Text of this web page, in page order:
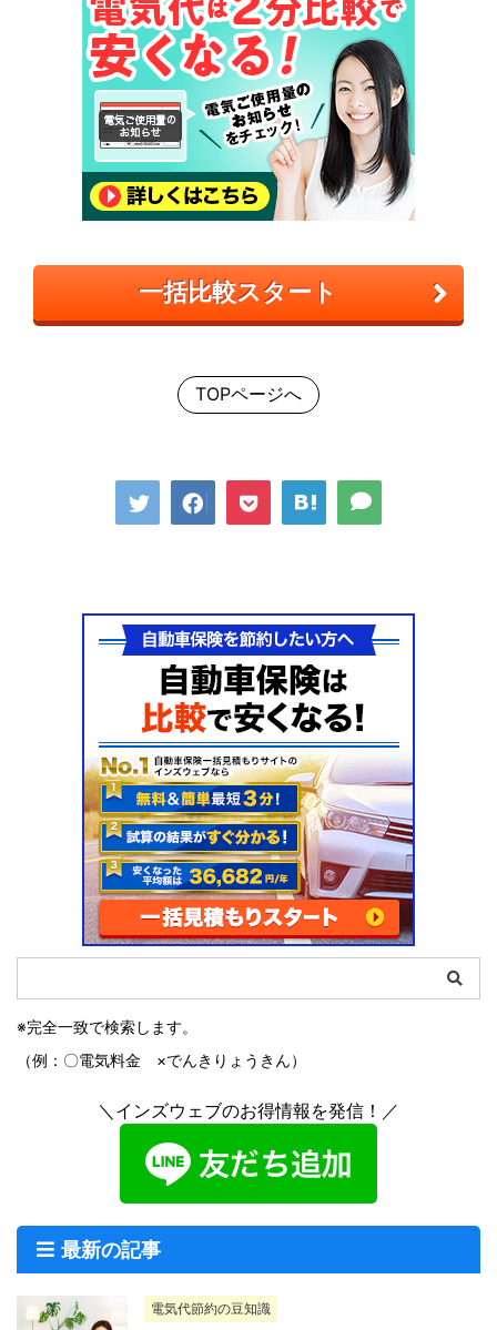
一括比較スタート
TOPページへ
※完全一致で検索します。
（例：〇電気料金 ×でんきりょうきん）
＼インズウェブのお得情報を発信！／
最新の記事
電気代節約の豆知識